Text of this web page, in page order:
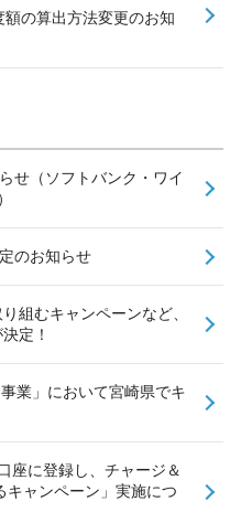
の算出方法変更のお知
せ（ソフトバンク・ワイ
のお知らせ
組むキャンペーンなど、
定！
業」において宮崎県でキ
座に登録し、チャージ＆
キャンペーン」実施につ